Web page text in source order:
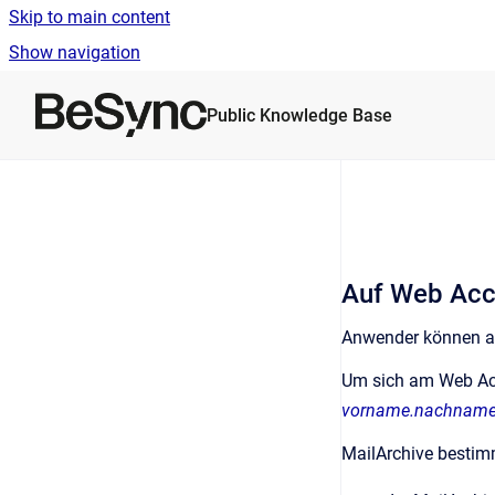
Skip to main content
Show navigation
Public Knowledge Base
Auf Web
Anwender können
Um sich am Web
MailArchive